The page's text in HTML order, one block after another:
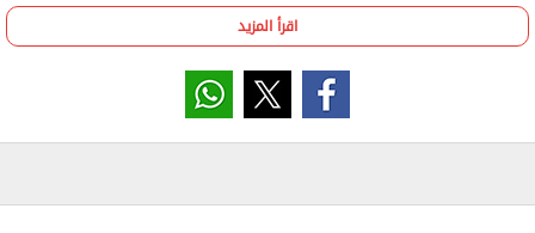
ويأتي الجناح المصري كمبادرة مشتركة بين مهرجان
القاهرة السينمائي الدولي، ولجنة مصر للأفلام،
ومهرجان الجونة السينمائي، بهدف تعزيز حضور السينما
المصرية والعربية على الساحة الدولية، وخلق مساحات
اقرأ المزيد